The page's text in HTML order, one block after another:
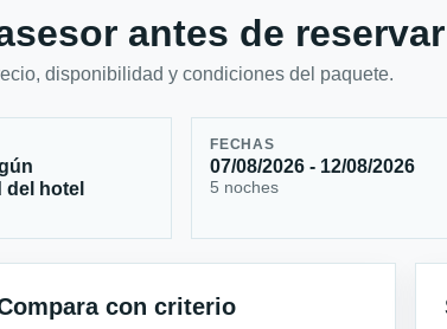
antes de reservar
disponibilidad y condiciones del paquete.
hotel
FECHAS
07/08/2026 - 12/08/2026
5 noches
con criterio